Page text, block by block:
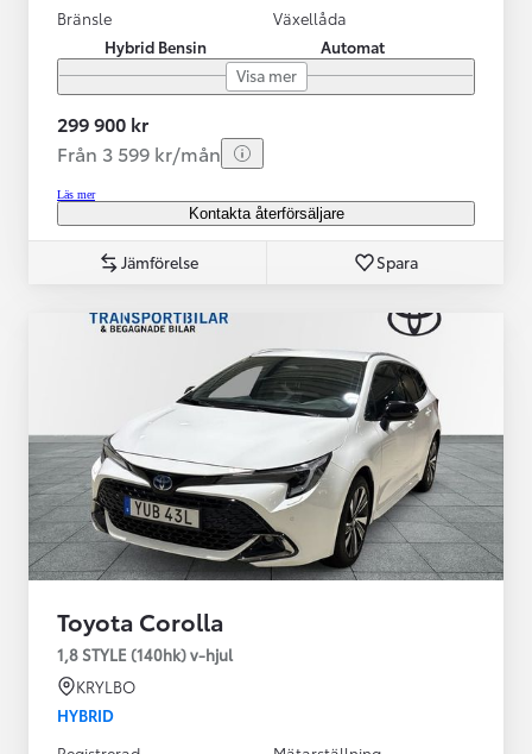
Bränsle
Hybrid Bensin
Växellåda
Automat
Visa mer
299 900 kr
Från 3 599 kr/mån
Läs mer
Kontakta återförsäljare
Jämförelse Spara
Toyota Corolla
1,8 STYLE (140hk) v-hjul
KRYLBO
HYBRID